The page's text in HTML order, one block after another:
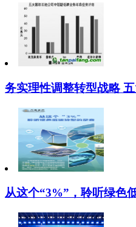
务实理性调整转型战略
从这个“3%”，聆听绿色